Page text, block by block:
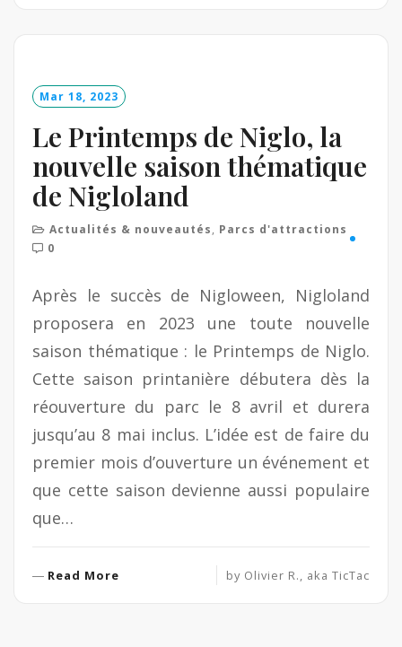
r
Mar 18, 2023
Le Printemps de Niglo, la
nouvelle saison thématique
de Nigloland
Actualités & nouveautés, Parcs d'attractions
0
Après le succès de Nigloween, Nigloland
proposera en 2023 une toute nouvelle
saison thématique : le Printemps de Niglo.
Cette saison printanière débutera dès la
réouverture du parc le 8 avril et durera
jusqu’au 8 mai inclus. L’idée est de faire du
premier mois d’ouverture un événement et
que cette saison devienne aussi populaire
que…
Read More by Olivier R., aka TicTac